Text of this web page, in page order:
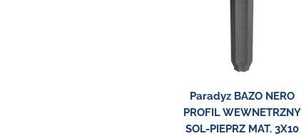
Paradyz BAZO NERO
PROFIL WEWNETRZNY
SOL-PIEPRZ MAT. 3X10